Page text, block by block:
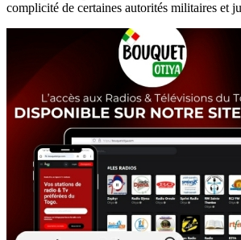
complicité de certaines autorités militaires et